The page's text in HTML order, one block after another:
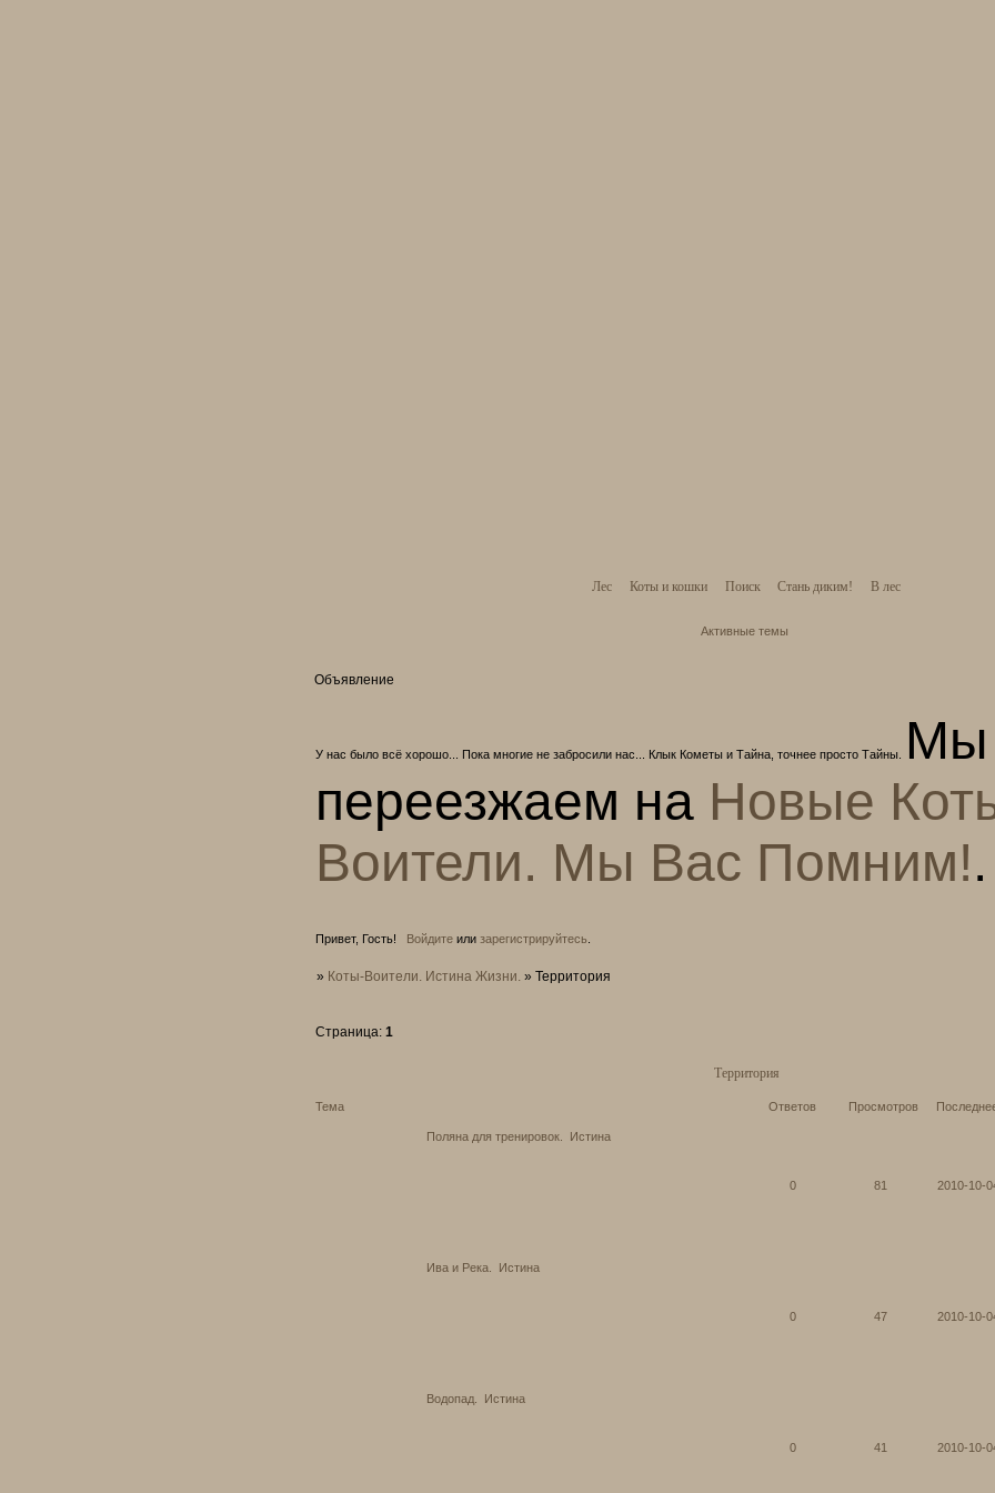
Лес Коты и кошки Поиск Стань диким! В лес
Активные темы
Объявление
У нас было всё хорошо... Пока многие не забросили нас... Клык Кометы и Тайна, точнее просто Тайны.
Мы
переезжаем на Новые
Воители. Мы Вас Помним!.
Привет, Гость! Войдитеили зарегистрируйтесь
» Коты-Воители. Истина Жизни. »Территория
Территория
Страница:1
Тема Ответов Просмотров
Поляна для тренировок. Истина
0 81 2010-10-
Ива и Река. Истина
0 47 2010-10-
Водопад. Истина
0 41 2010-10-